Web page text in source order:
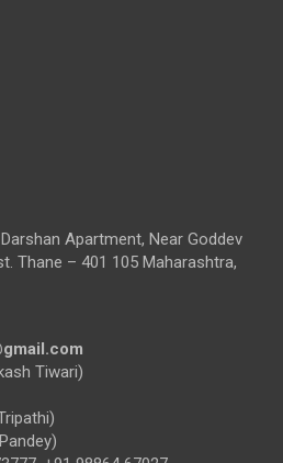
Apartment, Near Goddev
Thane – 401 105 Maharashtra,
Tiwari)